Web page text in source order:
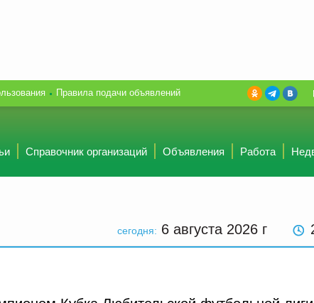
Правила подачи объявлений
Справочник организаций Объявления Работа
сегодня: 6 августа 2026 г